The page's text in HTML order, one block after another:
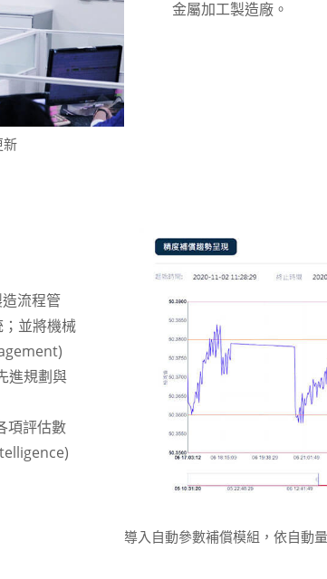
金屬加工製造廠。
新
流程管
並將機械
進規劃與
項評估數
導入自動參數補償模組，依自動